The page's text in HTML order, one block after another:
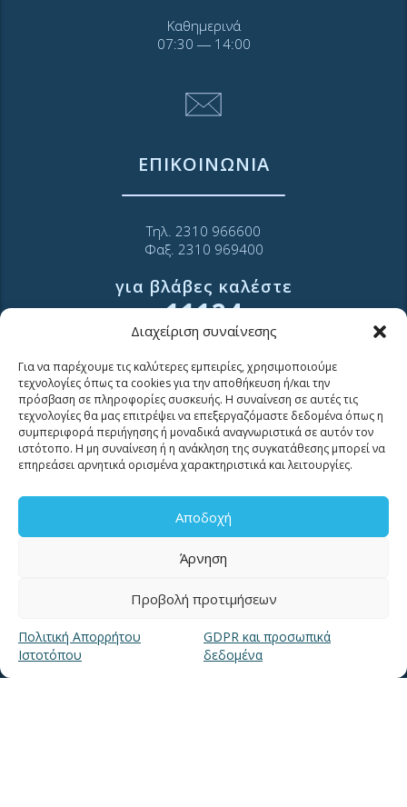
Διαχείριση συναίνεσης
Για να παρέχουμε τις καλύτερες εμπειρίες, χρησιμοποιούμε
τεχνολογίες όπως τα cookies για την αποθήκευση ή/και την
πρόσβαση σε πληροφορίες συσκευής. Η συναίνεση σε αυτές τις
τεχνολογίες θα μας επιτρέψει να επεξεργαζόμαστε δεδομένα όπως η
συμπεριφορά περιήγησης ή μοναδικά αναγνωριστικά σε αυτόν τον
ιστότοπο. Η μη συναίνεση ή η ανάκληση της συγκατάθεσης μπορεί να
επηρεάσει αρνητικά ορισμένα χαρακτηριστικά και λειτουργίες.
Αποδοχή
Άρνηση
Προβολή προτιμήσεων
Πολιτική Απορρήτου
Ιστοτόπου
GDPR και προσωπικά
δεδομένα
Καθημερινά
07:30 ― 14:00
ΕΠΙΚΟΙΝΩΝΙΑ
Τηλ. 2310 966600
Φαξ. 2310 969400
για βλάβες καλέστε
11124
Επικοινωνία Συνεργατών και Τρίτων Φορέων
Νέα
Μουσείο Ύδρευσης ΕΥΑΘ
Ποιότητα του νερού
Πολιτική Απορρήτου Ιστοτόπου